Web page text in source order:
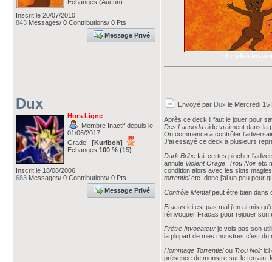
Echanges (Aucun)
Inscrit le 20/07/2010
843 Messages/ 0 Contributions/ 0 Pts
Message Privé
Le plus beau
Dux
Hors Ligne
Membre Inactif depuis le
01/06/2017
Grade : [Kuriboh]
Echanges 100 % (15)
Inscrit le 18/08/2006
683 Messages/ 0 Contributions/ 0 Pts
Message Privé
Envoyé par Dux le Mercredi 15
Après ce deck il faut le jouer pour
Des Lacooda aide vraiment dans la
On commence à contrôler
J'ai essayé ce deck à plusieurs
Dark Bribe fait certes piocher
annule Violent Orage Trou Noir etc
condition alors avec les slots
torrentieletc. donc j'ai un peu peur
Contrôle Mentalpeut être bien dans
Fracas ici est pas mal j'en ai mis
réinvoquer Fracas pour rejouer son
Prêtre Invocateur je vois pas son
la plupart de mes monstres c'est
Hommage Torrentielou Trou Noir ici
présence de monstre sur le terrain.